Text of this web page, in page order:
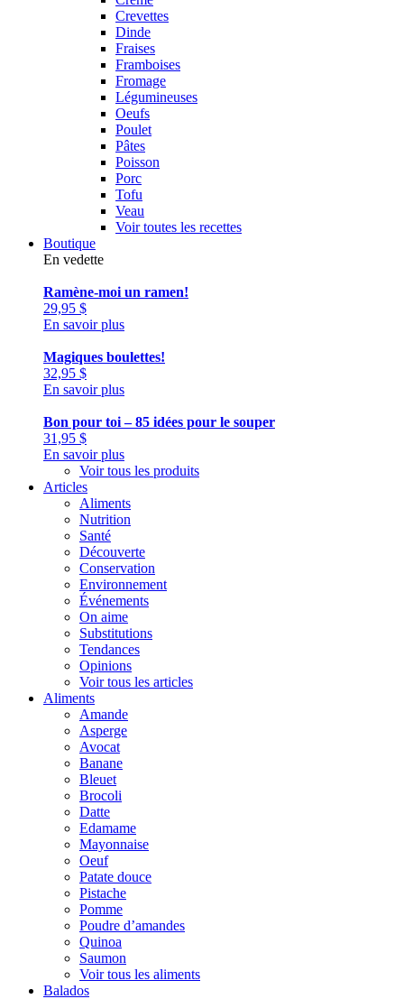
Crevettes
Dinde
Fraises
Framboises
Fromage
Légumineuses
Oeufs
Poulet
Pâtes
Poisson
Porc
Tofu
Veau
Voir toutes les recettes
Boutique
En vedette
Ramène-moi un ramen!
29,95 $
En savoir plus
Magiques boulettes!
32,95 $
En savoir plus
Bon pour toi – 85 idées pour le souper
31,95 $
En savoir plus
Voir tous les produits
Articles
Aliments
Nutrition
Santé
Découverte
Conservation
Environnement
Événements
On aime
Substitutions
Tendances
Opinions
Voir tous les articles
Aliments
Amande
Asperge
Avocat
Banane
Bleuet
Brocoli
Datte
Edamame
Mayonnaise
Oeuf
Patate douce
Pistache
Pomme
Poudre d’amandes
Quinoa
Saumon
Voir tous les aliments
Balados